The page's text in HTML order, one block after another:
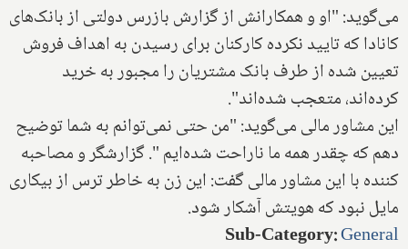
می‌گوید: "او و همکارانش از گزارش بازرس دولتی از بانک‌های
کانادا که تایید نکرده کارکنان برای رسیدن به اهداف فروش
تعیین شده از طرف بانک مشتریان را مجبور به خرید
کرده‌اند، متعجب شده‌اند".
این مشاور مالی می‌گوید: "من حتی نمی‌توانم به شما توضیح
دهم که چقدر همه ما ناراحت شده‌ایم."گزارشگر و مصاحبه
کننده با این مشاور مالی گفت: این زن به خاطر ترس از بیکاری
مایل نبود که هویتش آشکار شود.
Sub-Category:General